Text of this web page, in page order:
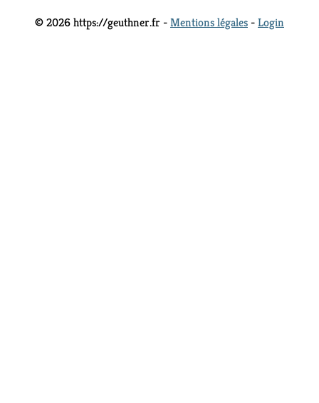
© 2026 https://geuthner.fr -Mentions légales -Login